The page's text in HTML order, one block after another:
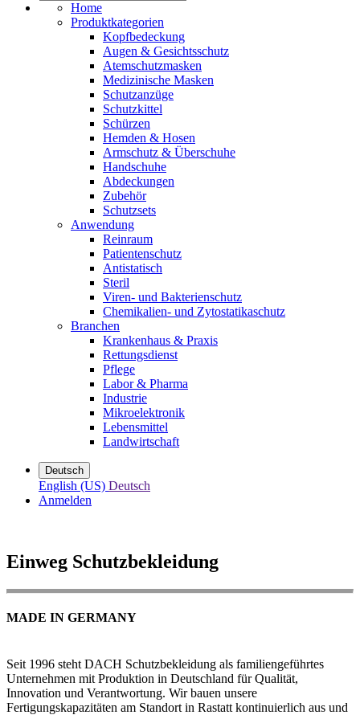
Home
Produktkategorien
Kopfbedeckung
Augen & Gesichtsschutz
Atemschutzmasken
Medizinische Masken
Schutzanzüge
Schutzkittel
Schürzen
Hemden & Hosen
Armschutz & Überschuhe
Handschuhe
Abdeckungen
Zubehör
Schutzsets
Anwendung
Reinraum
Patientenschutz
Antistatisch
Steril
Viren- und Bakterienschutz
Chemikalien- und Zytostatikaschutz
Branchen
Krankenhaus & Praxis
Rettungsdienst
Pflege
Labor & Pharma
Industrie
Mikroelektronik
Lebensmittel
Landwirtschaft
Deutsch
English (US) Deutsch
Anmelden
Einweg Schutzbekleidung
MADE IN GERMANY
Seit 1996 steht DACH Schutzbekleidung als familiengeführtes
Unternehmen mit Produktion in Deutschland für Qualität,
Innovation und Verantwortung. Wir bauen unsere
Fertigungskapazitäten am Standort in Rastatt kontinuierlich aus und